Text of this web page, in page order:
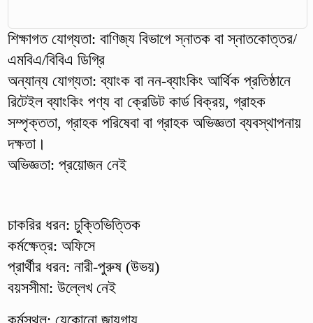
শিক্ষাগত যোগ্যতা: বাণিজ্য বিভাগে স্নাতক বা স্নাতকোত্তর/
এমবিএ/বিবিএ ডিগ্রি
অন্যান্য যোগ্যতা: ব্যাংক বা নন-ব্যাংকিং আর্থিক প্রতিষ্ঠানে
রিটেইল ব্যাংকিং পণ্য বা ক্রেডিট কার্ড বিক্রয়, গ্রাহক
সম্পৃক্ততা, গ্রাহক পরিষেবা বা গ্রাহক অভিজ্ঞতা ব্যবস্থাপনায়
দক্ষতা।
অভিজ্ঞতা: প্রয়োজন নেই
চাকরির ধরন: চুক্তিভিত্তিক
কর্মক্ষেত্র: অফিসে
প্রার্থীর ধরন: নারী-পুরুষ (উভয়)
বয়সসীমা: উল্লেখ নেই